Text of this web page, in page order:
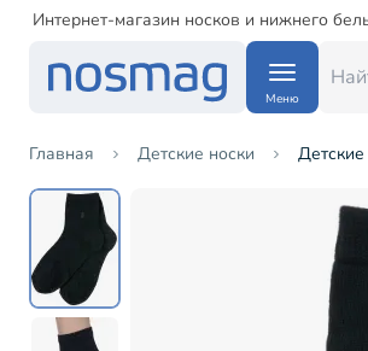
Интернет-магазин носков и нижнего
Меню
Главная Детские носки